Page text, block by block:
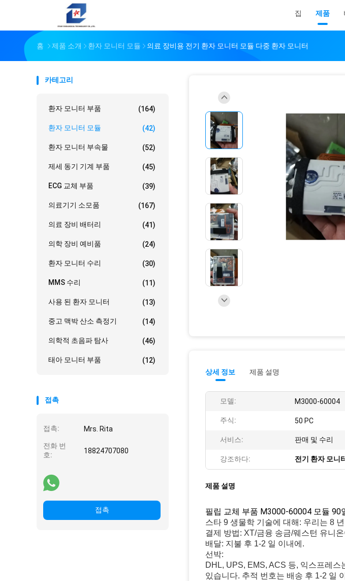
집 제품
홈 제품 소개 환자 모니터 모듈 의료 장비용 전기 환자 모니터 모듈 다중 환자 모니터
카테고리
환자 모니터 부품 (164)
환자 모니터 모듈 (42)
환자 모니터 부속물 (52)
제세 동기 기계 부품 (45)
ECG 교체 부품 (39)
의료기기 소모품 (167)
의료 장비 배터리 (41)
의학 장비 예비품 (24)
환자 모니터 수리 (30)
MMS 수리 (11)
사용 된 환자 모니터 (13)
중고 맥박 산소 측정기 (14)
의학적 초음파 탐사 (46)
태아 모니터 부품 (12)
접촉
접촉: Mrs. Rita
전화 번
호:
18824707080
접촉
상세 정보 제품 설명
모델: M3000-60004
주식: 50 PC
서비스: 판매 및 수리
강조하다: 전기 환자 모니
제품 설명
필립 교체 부품 M3000-60004 모듈 90
스타 9 생물학 기술에 대해: 우리는 8
결제 방법: XT/금융 송금/웨스턴 유니
배달: 지불 후 1-2 일 이내에.
선박:
DHL, UPS, EMS, ACS 등, 익스프레
있습니다. 추적 번호는 배송 후 1-2 일